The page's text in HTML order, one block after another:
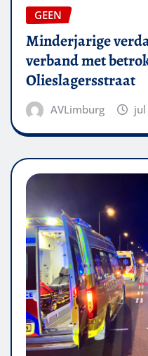
GEEN
Minderjarige
verband met
Olieslagersstraat
AVLimburg